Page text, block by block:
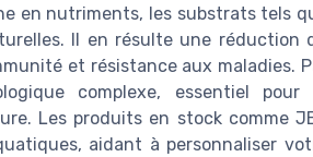
en nutriments, les substrats tels
Il en résulte une réduction
et résistance aux maladies.
complexe, essentiel pour
Les produits en stock comme
aidant à personnaliser